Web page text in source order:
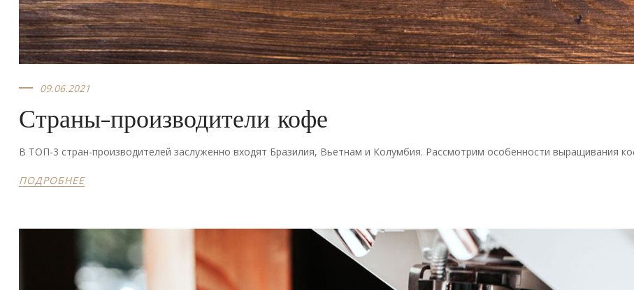
09.06.2021
Страны-производители кофе
В ТОП-3 стран-производителей заслуженно входят Бразилия, Вьетнам и Колумбия. Рассмотрим особенности выращивания
ПОДРОБНЕЕ